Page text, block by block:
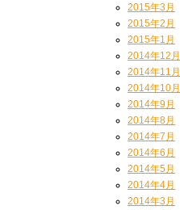
2015年3月
2015年2月
2015年1月
2014年12月
2014年11月
2014年10月
2014年9月
2014年8月
2014年7月
2014年6月
2014年5月
2014年4月
2014年3月